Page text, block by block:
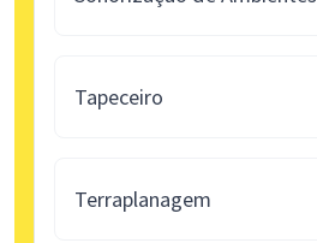
Tapeceiro
Terraplanagem